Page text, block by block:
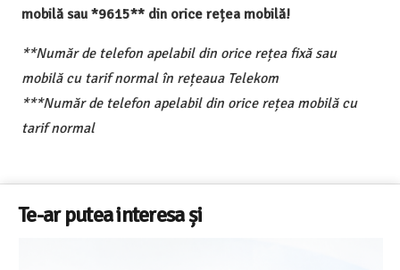
mobilă sau *9615** din orice rețea mobilă!
**Număr de telefon apelabil din orice rețea fixă sau
mobilă cu tarif normal în rețeaua Telekom
***Număr de telefon apelabil din orice rețea mobilă cu
tarif normal
Te-ar putea interesa și